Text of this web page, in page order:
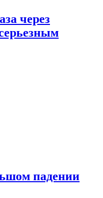
через
падении